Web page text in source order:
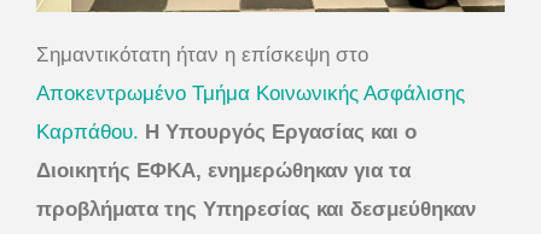
Σημαντικότατη ήταν η επίσκεψη στο
Αποκεντρωμένο Τμήμα Κοινωνικής Ασφάλισης
Καρπάθου. Η Υπουργός Εργασίας και ο
Διοικητής ΕΦΚΑ, ενημερώθηκαν για τα
προβλήματα της Υπηρεσίας και δεσμεύθηκαν